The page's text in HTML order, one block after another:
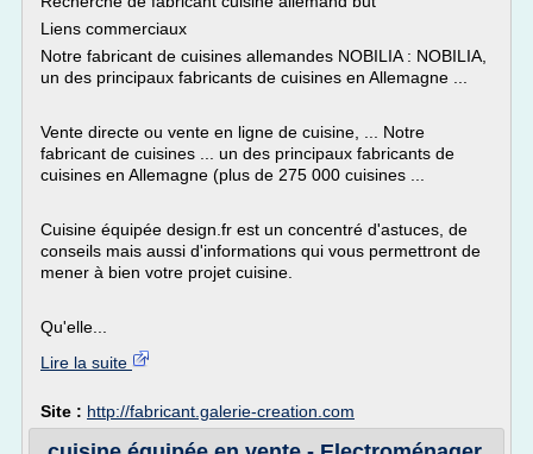
Liens commerciaux
Notre fabricant de cuisines allemandes NOBILIA : NOBILIA,
un des principaux fabricants de cuisines en Allemagne ...
Vente directe ou vente en ligne de cuisine, ... Notre
fabricant de cuisines ... un des principaux fabricants de
cuisines en Allemagne (plus de 275 000 cuisines ...
Cuisine équipée design.fr est un concentré d'astuces, de
conseils mais aussi d'informations qui vous permettront de
mener à bien votre projet cuisine.
Qu'elle...
Lire la suite
Site : http://fabricant.galerie-creation.com